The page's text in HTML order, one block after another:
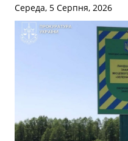
Середа, 5 Серпня, 2026